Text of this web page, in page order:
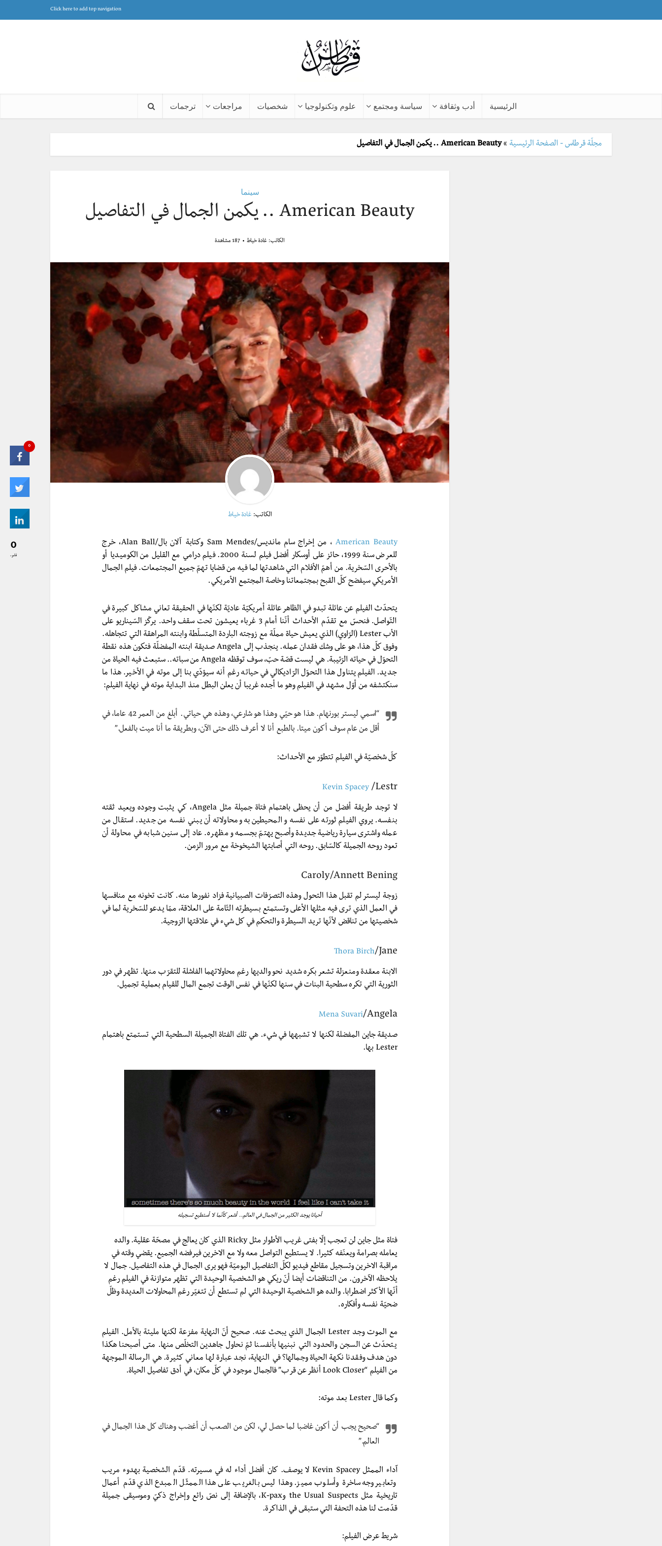
Click here to add top navigation
الرئيسية أدب وثقافة سياسة ومجتمع علوم وتكنولوجيا شخصيات مراجعات ترجمات
مجلّة قرطاس - الصفحة الرئيسية »American Beauty .. يكمن الجمال في التفاصيل
سينما
American Beauty .. يكمن الجمال في التفاصيل
الكاتب: غادة خياط 187 مشاهدة
الكاتب:غادة خياط
American Beauty
، من إخراج سام مانديس/Sam Mendes وكتابة آلان بال/Alan Ball، خرج
للعرض سنة 1999، حائز على أوسكار أفضل فيلم لسنة 2000. فيلم درامي مع القليل من الكوميديا أو
بالأحرى السّخرية. من أهمّ الأفلام التي شاهدتها لما فيه من قضايا تهمّ جميع المجتمعات. فيلم الجمال
الأمريكي سيفضح كلّ القبح بمجتمعاتنا وخاصة المجتمع الأمريكي.
يتحدّث الفيلم عن عائلة تبدو في الظاهر عائلة أمريكيّة عاديّة لكنّها في الحقيقة تعاني مشاكل كبيرة في
التّواصل. فنحسّ مع تقدّم الأحداث أنّنا أمام 3 غرباء يعيشون تحت سقف واحد. يركّز السّيناريو على
الأب Lester (الرّاوي) الذي يعيش حياة مملّة مع زوجته الباردة المتسلّطة وابنته المراهقة التي تتجاهله.
وفوق كلّ هذا، هو على وشك فقدان عمله. ينجذب إلى Angela صديقة ابنته المفضلّة فتكون هذه نقطة
التحوّل في حياته الرّتيبة. هي ليست قصّة حبّ، سوف توقظه Angela من سباته.. ستبعث فيه الحياة من
جديد. الفيلم يتناول هذا التحوّل الرّاديكالي في حياته رغم أنه سيؤدّي بنا إلى موته في الأخير. هذا ما
سنكتشفه من أوّل مشهد في الفيلم وهو ما أجده غريبا أن يعلن البطل منذ البداية موته في نهاية الفيلم:
“اسمي ليستر بورنهام. هذا هو حيّي وهذا هو شارعي، وهذه هي حياتي. أبلغ من العمر 42 عاما، في
أقل من عام سوف أكون ميتا. بالطبع أنا لا أعرف ذلك حتى الآن، وبطريقة ما أنا ميت بالفعل.”
كلّ شخصيّة في الفيلم تتطوّر مع الأحداث:
Lestr/
Kevin Spacey
لا توجد طريقة أفضل من أن يحظى باهتمام فتاة جميلة مثل Angela، كي يثبت وجوده ويعيد ثقته
بنفسه. يروي الفيلم ثورته على نفسه و المحيطين به ومحاولاته أن يبني نفسه من جديد. استقال من
عمله واشترى سيارة رياضية جديدة وأصبح يهتمّ بجسمه و مظهره. عاد إلى سنين شبابه في محاولة أن
تعود روحه الجميلة كالسّابق. روحه التي أصابتها الشيخوخة مع مرور الزمن.
Caroly/Annett Bening
زوجة ليستر لم تقبل هذا التحول وهذه التصرّفات الصبيانية فزاد نفورها منه. كانت تخونه مع منافسها
في العمل الذي ترى فيه مثلها الأعلى وتستمتع بسيطرته التّامة على العلاقة، ممّا يدعو للسّخرية لما في
شخصيتها من تناقض لأنّها تريد السيطرة والتحكم في كل شيء في علاقتها الزوجية.
Jane/
Thora Birch
الابنة معقدة ومنعزلة تشعر بكره شديد نحو والديها رغم محاولاتهما الفاشلة للتقرّب منها. تظهر في دور
الثورية التي تكره سطحية البنات في سنها لكنّها في نفس الوقت تجمع المال للقيام بعملية تجميل.
Angela/
Mena Suvari
صديقة جاين المفضلة لكنها لا تشبهها في شيء. هي تلك الفتاة الجميلة السطحية التي تستمتع باهتمام
Lester بها.
أحيانا يوجد الكثير من الجمال في العالم.. أشعر كأنّما لا أستطيع تسجيله
فتاة مثل جاين لن تعجب إلّا بفتى غريب الأطوار مثل Ricky الذي كان يعالج في مصحّة عقلية. والده
يعامله بصرامة ويعنّفه كثيرا. لا يستطيع التواصل معه ولا مع الاخرين فيرفضه الجميع. يقضي وقته في
مراقبة الاخرين وتسجيل مقاطع فيديو لكلّ التفاصيل اليوميّة فهو يرى الجمال في هذه التفاصيل. جمال لا
يلاحظه الآخرون. من التناقضات أيضا أنّ ريكي هو الشخصية الوحيدة التي تظهر متوازنة في الفيلم رغم
أنّها الأكثر اضطرابا. والده هو الشخصية الوحيدة التي لم تستطع أن تتغيّر رغم المحاولات العديدة وظلّ
ضحيّة نفسه وأفكاره.
مع الموت وجد Lester الجمال الذي يبحث عنه. صحيح أنّ النهاية مفزعة لكنها مليئة بالأمل. الفيلم
يتحدّث عن السجن والحدود التي نبنيها بأنفسنا ثمّ نحاول جاهدين التخلّص منها. متى أصبحنا هكذا
دون هدف وفقدنا نكهة الحياة وجمالها؟ في النهاية، نجد عبارة لها معاني كثيرة. هي الرسالة الموجهة
من الفيلم “Look Closer أنظر عن قرب” فالجمال موجود في كلّ مكان، في أدق تفاصيل الحياة.
وكما قال Lester بعد موته:
“صحيح يجب أن أكون غاضبا لما حصل لي، لكن من الصعب أن أغضب وهناك كل هذا الجمال في
العالم.”
آداء الممثل Kevin Spacey لا يوصف. كان أفضل أداء له في مسيرته. قدّم الشخصية بهدوء مريب
وتعابير وجه ساخرة وأسلوب مميز. وهذا ليس بالغريب على هذا الممثّل المبدع الذي قدّم أعمال
تاريخية مثل the Usual Suspects وK-pax، بالإضافة إلى نصّ رائع وإخراج ذكيّ وموسيقى جميلة
قدّمت لنا هذه التحفة التي ستبقى في الذاكرة.
شريط عرض الفيلم:
0
0
نشر..